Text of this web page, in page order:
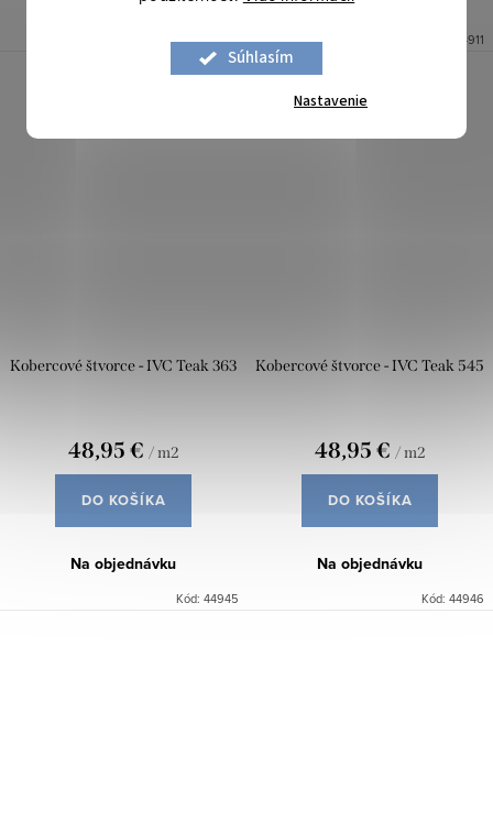
Súhlasím
Nastavenie
Na objednávku
Kód:44726
Na objednávku
44911
Kobercové štvorce - IVC Teak 363
48,95 € / m2
DO KOŠÍKA
Na objednávku
Kód: 44945
Kobercové štvorce - IVC Teak 545
48,95 € / m2
DO KOŠÍKA
Na objednávku
Kód: 44946